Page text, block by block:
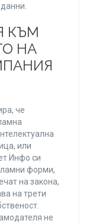
КЪМ
НА
че
или
Инфо си
форми,
на закона,
на трети
не